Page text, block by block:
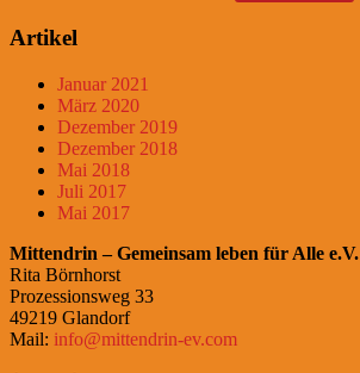
Artikel
Januar 2021
März 2020
Dezember 2019
Dezember 2018
Mai 2018
Juli 2017
Mai 2017
Mittendrin – Gemeinsam leben für Alle e.V.
Rita Börnhorst
Prozessionsweg 33
49219 Glandorf
Mail: info@mittendrin-ev.com